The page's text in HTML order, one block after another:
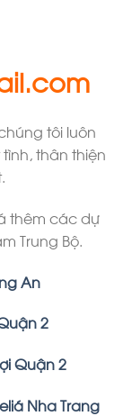
tôi luôn
thân thiện
thêm các dự
Trung Bộ.
An
2
Quận 2
Nha Trang